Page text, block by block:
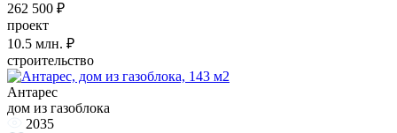
262 500 ₽
проект
10.5 млн. ₽
строительство
Антарес
дом из газоблока
2035